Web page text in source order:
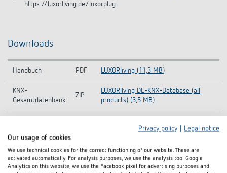
https://luxorliving.de/luxorplug
Downloads
Handbuch PDF LUXORliving (11,3 MB)
KNX-
Gesamtdatenbank
ZIP
LUXORliving DE-KNX-Database (all
products) (3,5 MB)
(105,4 kB)
BRO Einfach einfacher, Einfach sicherer,
Privacy policy
Legal notice
Our usage of cookies
We use technical cookies for the correct functioning of our website. These are
activated automatically. For analysis purposes, we use the analysis tool Google
Analytics on this website, we use the Facebook pixel for advertising purposes and